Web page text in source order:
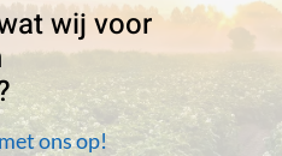
wij voor
ons op!